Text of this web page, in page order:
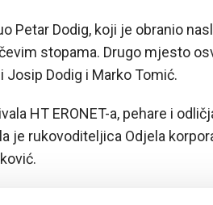
Petar Dodig, koji je obranio
stopama. Drugo mjesto
Josip Dodig i Marko Tomić.
HT ERONET-a, pehare i
je rukovoditeljica Odjela